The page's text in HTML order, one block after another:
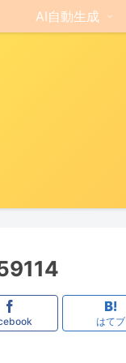
AI自動生成
はてブ